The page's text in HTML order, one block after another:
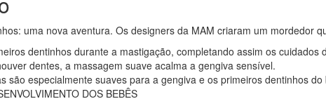
uma nova aventura. Os designers da MAM criaram um mordedor
dentinhos durante a mastigação, completando assim os cuidados
dentes, a massagem suave acalma a gengiva sensível.
são especialmente suaves para a gengiva e os primeiros dentinhos do
DOS BEBÊS